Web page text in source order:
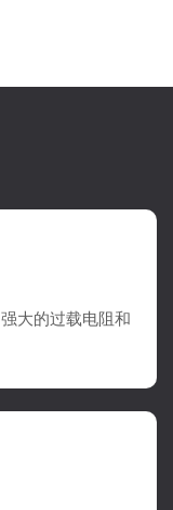
大的过载电阻和